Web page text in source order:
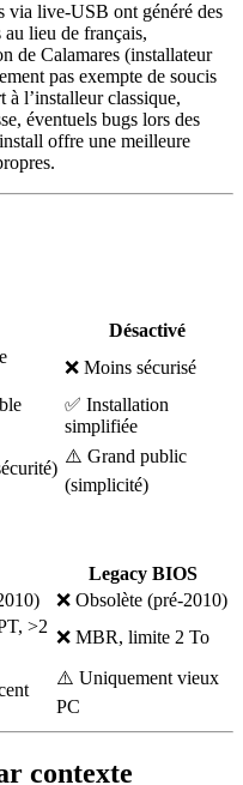
via live-USB ont généré des
lieu de français,
de Calamares (installateur
pas exempte de soucis
à l’installeur classique,
éventuels bugs lors des
offre une meilleure
Désactivé
❌ Moins sécurisé
✅ Installation
simplifiée
⚠️ Grand public
(simplicité)
Legacy BIOS
❌ Obsolète (pré-2010)
>2
❌ MBR, limite 2 To
⚠️ Uniquement vieux
PC
contexte